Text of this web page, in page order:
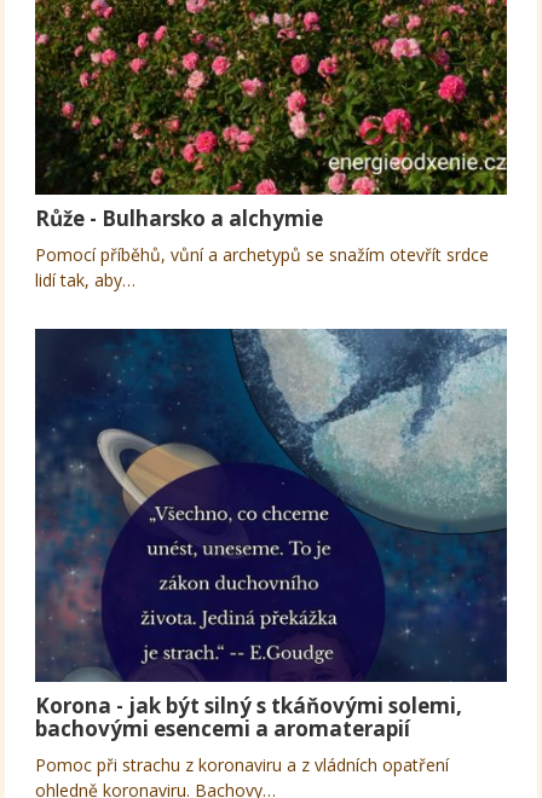
Růže - Bulharsko a alchymie
Pomocí příběhů, vůní a archetypů se snažím otevřít srdce
lidí tak, aby…
Korona - jak být silný s tkáňovými solemi,
bachovými esencemi a aromaterapií
Pomoc při strachu z koronaviru a z vládních opatření
ohledně koronaviru. Bachovy…